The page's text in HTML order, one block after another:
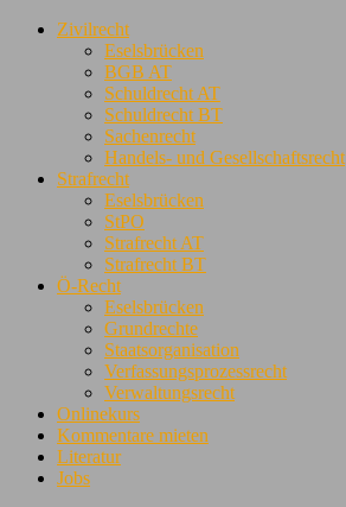
Zivilrecht
Eselsbrücken
BGB AT
Schuldrecht AT
Schuldrecht BT
Sachenrecht
Handels- und Gesellschaftsrecht
Strafrecht
Eselsbrücken
StPO
Strafrecht AT
Strafrecht BT
Ö-Recht
Eselsbrücken
Grundrechte
Staatsorganisation
Verfassungsprozessrecht
Verwaltungsrecht
Onlinekurs
Kommentare mieten
Literatur
Jobs